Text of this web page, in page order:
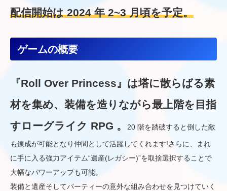
配信開始は 2024 年 2~3 月頃を予定。
ゲームの概要
『Roll Over Princess』は塔に散らばる素
材を集め、装備を造りながら最上階を目指
すローグライク RPG 。
20 階を踏破すると倒した敵
も錬成が可能となり仲間として活躍してくれます!さらに、まれ
に手に入る強力アイテム“遺産(レガシー)”を取捨選択することで
大幅なパワーアップも可能。
装備と遺産そしてパーティーの意外な組み合わせを見つけていく